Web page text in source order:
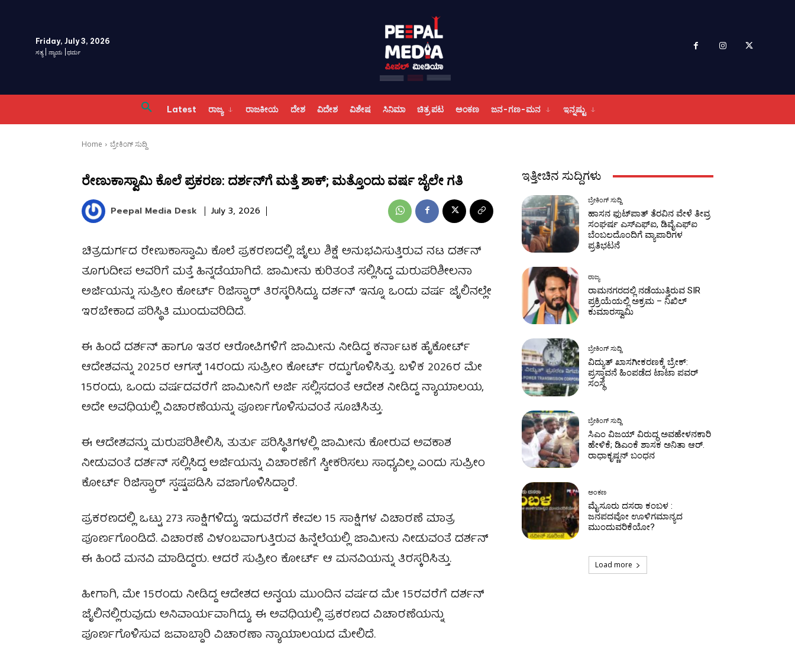
Friday, July 3, 2026
ಸತ್ಯ | ನ್ಯಾಯ |ಧರ್ಮ
Latest ರಾಜ್ಯ ರಾಜಕೀಯ ದೇಶ ವಿದೇಶ ವಿಶೇಷ ಸಿನಿಮಾ ಚಿತ್ರ ಪಟ ಅಂಕಣ ಜನ-ಗಣ-ಮನ ಇನ್ನಷ್ಟು
Home ಬ್ರೇಕಿಂಗ್ ಸುದ್ದಿ
ರೇಣುಕಾಸ್ವಾಮಿ ಕೊಲೆ ಪ್ರಕರಣ: ದರ್ಶನ್‌ಗೆ ಮತ್ತೆ ಶಾಕ್; ಮತ್ತೊಂದು ವರ್ಷ ಜೈಲೇ ಗತಿ
Peepal Media Desk July 3, 2026
ಚಿತ್ರದುರ್ಗದ ರೇಣುಕಾಸ್ವಾಮಿ ಕೊಲೆ ಪ್ರಕರಣದಲ್ಲಿ ಜೈಲು ಶಿಕ್ಷೆ ಅನುಭವಿಸುತ್ತಿರುವ ನಟ ದರ್ಶನ್
ತೂಗುದೀಪ ಅವರಿಗೆ ಮತ್ತೆ ಹಿನ್ನಡೆಯಾಗಿದೆ. ಜಾಮೀನು ಕುರಿತಂತೆ ಸಲ್ಲಿಸಿದ್ದ ಮರುಪರಿಶೀಲನಾ
ಅರ್ಜಿಯನ್ನು ಸುಪ್ರೀಂ ಕೋರ್ಟ್ ರಿಜಿಸ್ಟ್ರಾರ್ ತಿರಸ್ಕರಿಸಿದ್ದು, ದರ್ಶನ್ ಇನ್ನೂ ಒಂದು ವರ್ಷ ಜೈಲಿನಲ್ಲೇ
ಇರಬೇಕಾದ ಪರಿಸ್ಥಿತಿ ಮುಂದುವರಿದಿದೆ.
ಈ ಹಿಂದೆ ದರ್ಶನ್ ಹಾಗೂ ಇತರ ಆರೋಪಿಗಳಿಗೆ ಜಾಮೀನು ನೀಡಿದ್ದ ಕರ್ನಾಟಕ ಹೈಕೋರ್ಟ್
ಆದೇಶವನ್ನು 2025ರ ಆಗಸ್ಟ್‌ 14ರಂದು ಸುಪ್ರೀಂ ಕೋರ್ಟ್ ರದ್ದುಗೊಳಿಸಿತ್ತು. ಬಳಿಕ 2026ರ ಮೇ
15ರಂದು, ಒಂದು ವರ್ಷದವರೆಗೆ ಜಾಮೀನಿಗೆ ಅರ್ಜಿ ಸಲ್ಲಿಸದಂತೆ ಆದೇಶ ನೀಡಿದ್ದ ನ್ಯಾಯಾಲಯ,
ಅದೇ ಅವಧಿಯಲ್ಲಿ ವಿಚಾರಣೆಯನ್ನು ಪೂರ್ಣಗೊಳಿಸುವಂತೆ ಸೂಚಿಸಿತ್ತು.
ಈ ಆದೇಶವನ್ನು ಮರುಪರಿಶೀಲಿಸಿ, ತುರ್ತು ಪರಿಸ್ಥಿತಿಗಳಲ್ಲಿ ಜಾಮೀನು ಕೋರುವ ಅವಕಾಶ
ನೀಡುವಂತೆ ದರ್ಶನ್ ಸಲ್ಲಿಸಿದ್ದ ಅರ್ಜಿಯನ್ನು ವಿಚಾರಣೆಗೆ ಸ್ವೀಕರಿಸಲು ಸಾಧ್ಯವಿಲ್ಲ ಎಂದು ಸುಪ್ರೀಂ
ಕೋರ್ಟ್ ರಿಜಿಸ್ಟ್ರಾರ್ ಸ್ಪಷ್ಟಪಡಿಸಿ ವಜಾಗೊಳಿಸಿದ್ದಾರೆ.
ಪ್ರಕರಣದಲ್ಲಿ ಒಟ್ಟು 273 ಸಾಕ್ಷಿಗಳಿದ್ದು, ಇದುವರೆಗೆ ಕೇವಲ 15 ಸಾಕ್ಷಿಗಳ ವಿಚಾರಣೆ ಮಾತ್ರ
ಪೂರ್ಣಗೊಂಡಿದೆ. ವಿಚಾರಣೆ ವಿಳಂಬವಾಗುತ್ತಿರುವ ಹಿನ್ನೆಲೆಯಲ್ಲಿ ಜಾಮೀನು ನೀಡುವಂತೆ ದರ್ಶನ್
ಈ ಹಿಂದೆ ಮನವಿ ಮಾಡಿದ್ದರು. ಆದರೆ ಸುಪ್ರೀಂ ಕೋರ್ಟ್ ಆ ಮನವಿಯನ್ನು ತಿರಸ್ಕರಿಸಿತ್ತು.
ಹೀಗಾಗಿ, ಮೇ 15ರಂದು ನೀಡಿದ್ದ ಆದೇಶದ ಅನ್ವಯ ಮುಂದಿನ ವರ್ಷದ ಮೇ 15ರವರೆಗೆ ದರ್ಶನ್
ಜೈಲಿನಲ್ಲಿರುವುದು ಅನಿವಾರ್ಯವಾಗಿದ್ದು, ಈ ಅವಧಿಯಲ್ಲಿ ಪ್ರಕರಣದ ವಿಚಾರಣೆಯನ್ನು
ಪೂರ್ಣಗೊಳಿಸುವ ಜವಾಬ್ದಾರಿ ವಿಚಾರಣಾ ನ್ಯಾಯಾಲಯದ ಮೇಲಿದೆ.
ಇತ್ತೀಚಿನ ಸುದ್ದಿಗಳು
ಬ್ರೇಕಿಂಗ್ ಸುದ್ದಿ
ಹಾಸನ ಫುಟ್‌ಪಾತ್ ತೆರವಿನ ವೇಳೆ ತೀವ್ರ
ಸಂಘರ್ಷ ಎಸ್‌ಎಫ್‌ಐ, ಡಿವೈಎಫ್‌ಐ
ಬೆಂಬಲದೊಂದಿಗೆ ವ್ಯಾಪಾರಿಗಳ
ಪ್ರತಿಭಟನೆ
ರಾಜ್ಯ
ರಾಮನಗರದಲ್ಲಿ ನಡೆಯುತ್ತಿರುವ SIR
ಪ್ರಕ್ರಿಯೆಯಲ್ಲಿ ಅಕ್ರಮ – ನಿಖಿಲ್
ಕುಮಾರಸ್ವಾಮಿ
ಬ್ರೇಕಿಂಗ್ ಸುದ್ದಿ
ವಿದ್ಯುತ್ ಖಾಸಗೀಕರಣಕ್ಕೆ ಬ್ರೇಕ್:
ಪ್ರಸ್ತಾವನೆ ಹಿಂಪಡೆದ ಟಾಟಾ ಪವರ್
ಸಂಸ್ಥೆ
ಬ್ರೇಕಿಂಗ್ ಸುದ್ದಿ
ಸಿಎಂ ವಿಜಯ್ ವಿರುದ್ಧ ಅವಹೇಳನಕಾರಿ
ಹೇಳಿಕೆ; ಡಿಎಂಕೆ ಶಾಸಕ ಅನಿತಾ ಆರ್.
ರಾಧಾಕೃಷ್ಣನ್ ಬಂಧನ
ಅಂಕಣ
ಮೈಸೂರು ದಸರಾ ಕಂಬಳ :
ಜನಪದವೋ ಊಳಿಗಮಾನ್ಯದ
ಮುಂದುವರಿಕೆಯೋ?
Load more